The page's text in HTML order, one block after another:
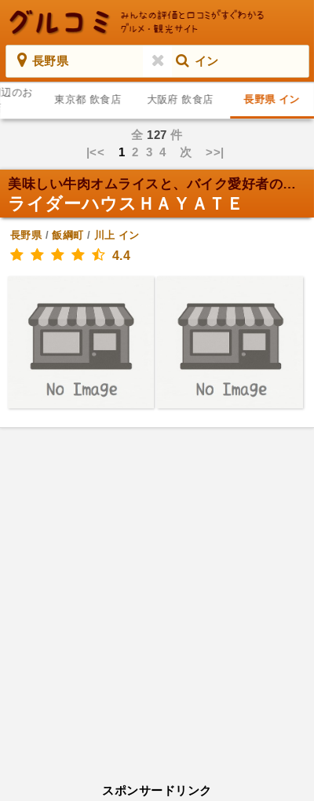
長野県 イン
のお
東京都 飲食店 大阪府 飲食店 長野県 イン
全 127 件
|<< 12 3 4 次 >>|
美味しい牛肉オムライスと、バイク愛好者のオアシス！
ライダーハウスＨＡＹＡＴＥ
長野県/飯綱町/ 川上 イン
4.4
スポンサードリンク